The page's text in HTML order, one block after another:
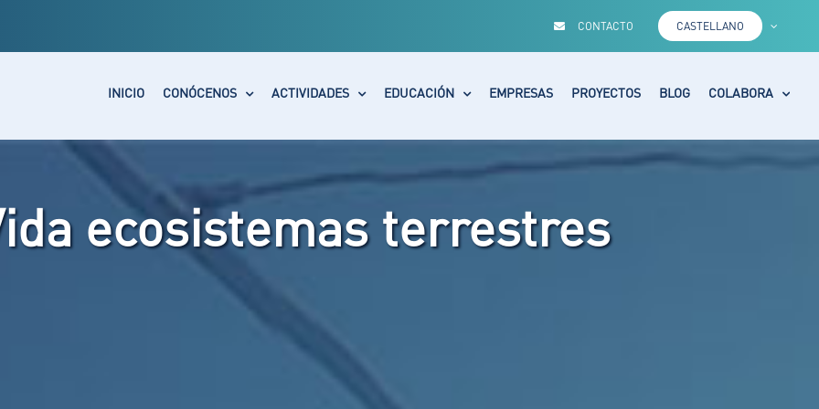
CONTACTO CASTELLANO
INICIO CONÓCENOS ACTIVIDADES EDUCACIÓN EMPRESAS PROYECTOS BLOG COLABORA
ecosistemas terrestres